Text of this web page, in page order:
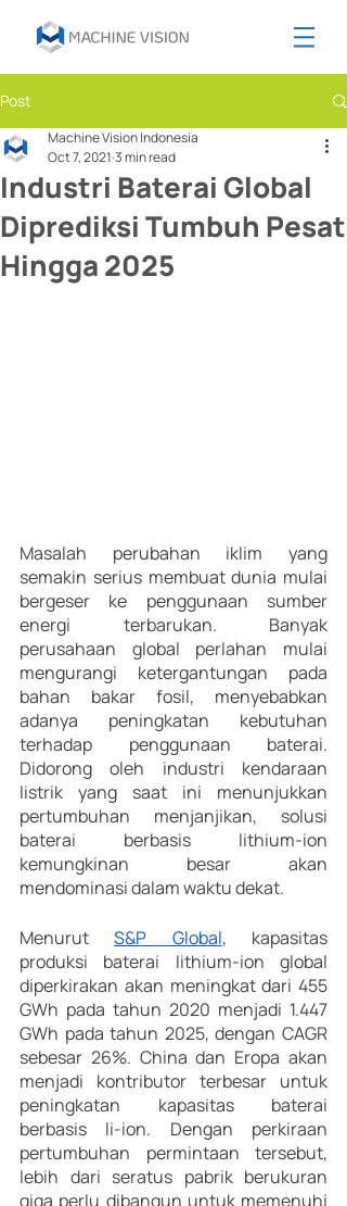
Post
Industri Baterai Global
Diprediksi Tumbuh Pesat
Hingga 2025
Machine Vision Indonesia
Oct 7, 2021 3 min read
Masalah perubahan iklim yang
semakin serius membuat dunia mulai
bergeser ke penggunaan sumber
energi terbarukan. Banyak
perusahaan global perlahan mulai
mengurangi ketergantungan pada
bahan bakar fosil, menyebabkan
adanya peningkatan kebutuhan
terhadap penggunaan baterai.
Didorong oleh industri kendaraan
listrik yang saat ini menunjukkan
pertumbuhan menjanjikan, solusi
baterai berbasis lithium-ion
kemungkinan besar akan
mendominasi dalam waktu dekat.
Menurut S&P Global, kapasitas
produksi baterai lithium-ion global
diperkirakan akan meningkat dari 455
GWh pada tahun 2020 menjadi 1.447
GWh pada tahun 2025, dengan CAGR
sebesar 26%. China dan Eropa akan
menjadi kontributor terbesar untuk
peningkatan kapasitas baterai
berbasis li-ion. Dengan perkiraan
pertumbuhan permintaan tersebut,
lebih dari seratus pabrik berukuran
giga perlu dibangun untuk memenuhi